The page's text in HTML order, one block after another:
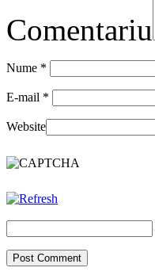
Comentariu
Nume *
E-mail *
Website